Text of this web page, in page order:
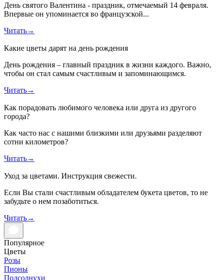
День святого Валентина - праздник, отмечаемый 14 февраля.
Впервые он упоминается во французской...
Читать→
Какие цветы дарят на день рождения
День рождения – главный праздник в жизни каждого. Важно,
чтобы он стал самым счастливым и запоминающимся.
Читать→
Как порадовать любимого человека или друга из другого
города?
Как часто нас с нашими близкими или друзьями разделяют
сотни километров?
Читать→
Уход за цветами. Инструкция свежести.
Если Вы стали счастливым обладателем букета цветов, то не
забудьте о нем позаботиться.
Читать→
Популярное
Цветы
Розы
Пионы
Подсолнухи